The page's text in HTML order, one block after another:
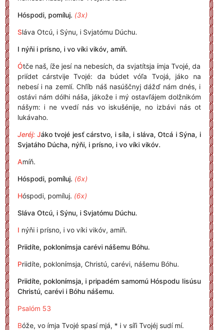
Hóspodi, pomíluj. (3x)
Sláva Otcú, i Sýnu, i Svjatómu Dúchu.
I nýňi i prísno, i vo víki vikóv, amíň.
Ótče naš, íže jesí na nebesích, da svjatítsja ímja Tvojé, da
priídet cárstvije Tvojé: da búdet vóľa Tvojá, jáko na
nebesí i na zemlí. Chľíb náš nasúščnyj dážď nám dnés, i
ostávi nám dólhi náša, jákože i mý ostavľájem dolžnikóm
nášym: i ne vvedí nás vo iskušénije, no izbávi nás ot
lukávaho.
Jeréj: Jáko tvojé jesť cárstvo, i síla, i sláva, Otcá i Sýna, i
Svjatáho Dúcha, nýňi, i prísno, i vo víki vikóv.
Amíň.
Hóspodi, pomíluj. (6x)
Hóspodi, pomíluj. (6x)
Sláva Otcú, i Sýnu, i Svjatómu Dúchu.
I nýňi i prísno, i vo víki vikóv, amíň.
Priidíte, poklonímsja carévi nášemu Bóhu.
Priidíte, poklonímsja, Christú, carévi, nášemu Bóhu.
Priidíte, poklonímsja, i pripadém samomú Hóspodu Iisúsu
Christú, carévi i Bóhu nášemu.
Psalóm 53
Bóže, vo ímja Tvojé spasí mjá, * i v síľi Tvojéj sudí mí.